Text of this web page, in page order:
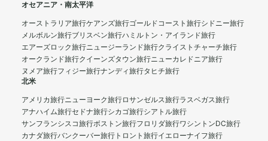
オセアニア・南太平洋
オーストラリア旅行ケアンズ旅行ゴールドコースト旅行シドニー旅行
メルボルン旅行ブリスベン旅行ハミルトン・アイランド旅行
エアーズロック旅行ニュージーランド旅行クライストチャーチ旅行
オークランド旅行クイーンズタウン旅行ニューカレドニア旅行
ヌメア旅行フィジー旅行ナンディ旅行タヒチ旅行
北米
アメリカ旅行ニューヨーク旅行ロサンゼルス旅行ラスベガス旅行
アナハイム旅行セドナ旅行シカゴ旅行シアトル旅行
サンフランシスコ旅行ボストン旅行フロリダ旅行ワシントンDC旅行
カナダ旅行バンクーバー旅行 トロント旅行イエローナイフ旅行